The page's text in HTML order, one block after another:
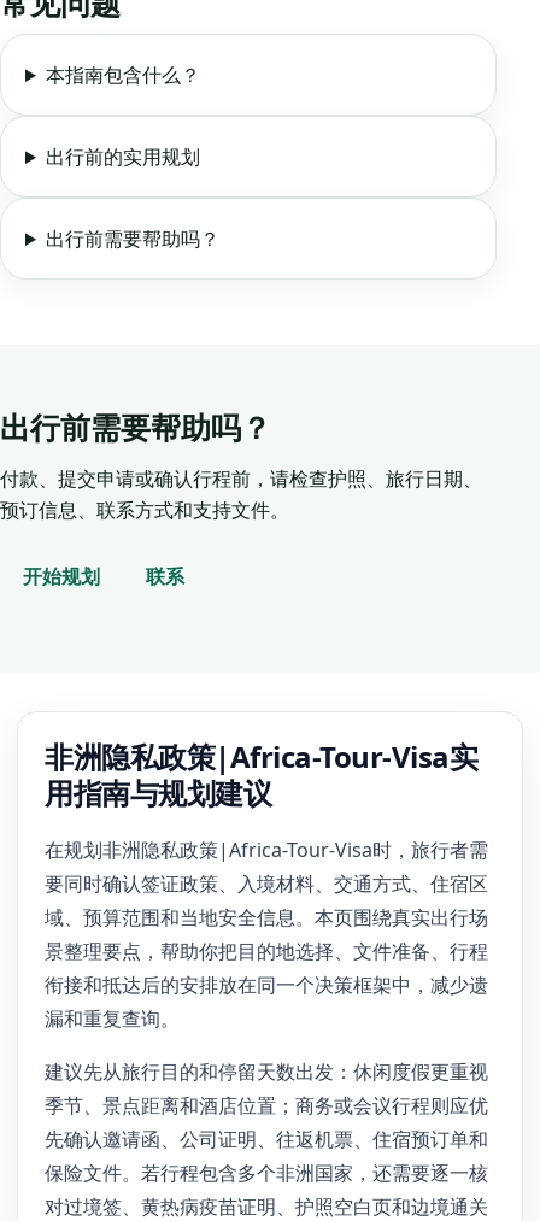
本指南包含什么？
出行前的实用规划
出行前需要帮助吗？
出行前需要帮助吗？
付款、提交申请或确认行程前，请检查护照、旅行日期、
预订信息、联系方式和支持文件。
开始规划 联系
非洲隐私政策|Africa-Tour-Visa实
用指南与规划建议
在规划非洲隐私政策|Africa-Tour-Visa时，旅行者需
要同时确认签证政策、入境材料、交通方式、住宿区
域、预算范围和当地安全信息。本页围绕真实出行场
景整理要点，帮助你把目的地选择、文件准备、行程
衔接和抵达后的安排放在同一个决策框架中，减少遗
漏和重复查询。
建议先从旅行目的和停留天数出发：休闲度假更重视
季节、景点距离和酒店位置；商务或会议行程则应优
先确认邀请函、公司证明、往返机票、住宿预订单和
保险文件。若行程包含多个非洲国家，还需要逐一核
对过境签、黄热病疫苗证明、护照空白页和边境通关